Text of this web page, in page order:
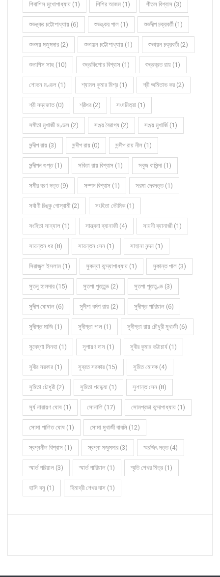
শিবাশিস মুখোপাধ্যায় (1) শিশির আজম (1) শীতল বিশ্বাস (3)
শুভঙ্কর চট্টোপাধ্যায় (6) শুভঙ্কর পাল (1) শুভদীপ চক্রবর্তী (1)
শুভময় মজুমদার (2) শুভাঞ্জন চট্টোপাধ্যায় (1) শুভায়ন চক্রবর্তী (2)
শুভাশিস সাহু (10) শুভ্রকিশোর বিশ্বাস (1) শুভ্রব্রত রায় (1)
শোভন মণ্ডল (1) শ্যামল কুমার মিশ্র (1) শ্রী অমিতাভ কর (2)
শ্রী সদ্যজাত (0) শ্রীধর (2) সংঘমিত্রা (1)
সঙ্গীতা মুখার্জী মণ্ডল (2) সঞ্জয় বৈরাগ্য (2) সঞ্জয় মুখার্জি (1)
সন্দীপ রায় (3) সন্দীপ রায় (0) সন্দীপ রায় নীল (1)
সন্দীপন গুপ্ত (1) সবিতা রায় বিশ্বাস (1) সবুজ বাসিন্দা (1)
সমীর বরণ দত্ত (9) সম্পদ বিশ্বাস (1) সরমা দেবদত্ত (1)
সর্বাণী রিঙ্কু গোস্বামী (2) সংহিতা ভৌমিক (1)
সংহিতা সান্যাল (1) সান্ত্বনা ব্যানার্জী (4) সায়নী ব্যানার্জী (1)
সায়ন্তন ধর (8) সায়ন্তন সেন (1) সাহানা নন্দন (1)
সিরাজুল ইসলাম (1) সুকন্যা বন্দ্যোপাধ্যায় (1) সুকান্ত পাল (3)
সুতনু হালদার (15) সুতপা পুততুন্ড (2) সুতপা পূততুণ্ড (3)
সুদীপ ঘোষাল (6) সুদীপা বর্মণ রায় (2) সুদীপ্ত পারিয়াল (6)
সুদীপ্ত মাজি (1) সুদীপ্তা পাল (1) সুদীপ্তা রায় চৌধুরী মুখার্জী (6)
সুদেষ্ণা সিনহা (1) সুপায়ণ দাস (1) সুবীর কুমার ভট্টাচার্য (1)
সুবীর সরকার (1) সুব্রত সরকার (15) সুমিত মোদক (4)
সুমিতা চৌধুরী (2) সুমিতা পয়ড়্যা (1) সুশান্ত সেন (8)
সূর্য নারায়ণ ঘোষ (1) সোনালি (17) সোমপ্রভা বন্দোপাধ্যায় (1)
সোমা পালিত ঘোষ (1) সোমা মুখার্জী বাবলি (12)
স্বপ্ননীল বিশ্বাস (1) স্বপ্না মজুমদার (3) স্মরজিৎ দত্ত (4)
স্মার্ত পরিয়াল (3) স্মার্ত পারিয়াল (1) স্মৃতি শেখর মিত্র (1)
হাসি বসু (1) হিমাদ্রী শেখর দাস (1)